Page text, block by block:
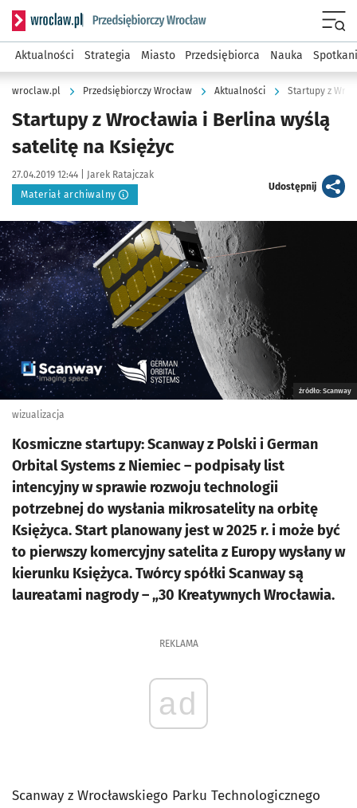
Serwis informacyjny wroclaw.pl podserwis: Strategia
Aktualności Strategia Miasto Przedsiębiorca Nauka
wroclaw.pl Przedsiębiorczy Wrocław Aktualności Startupy z
Startupy z Wrocławia i Berlina wyślą
satelitę na Księżyc
Data publikacji:
27.04.2019 12:44 | Autor:
Jarek Ratajczak
Materiał archiwalny
Udostępnijartykuł
Kliknij, aby powiększyć
źródło: Scanway
wizualizacja
Kosmiczne startupy: Scanway z Polski i German
Orbital Systems z Niemiec – podpisały list
intencyjny w sprawie rozwoju technologii
potrzebnej do wysłania mikrosatelity na orbitę
Księżyca. Start planowany jest w 2025 r. i może być
to pierwszy komercyjny satelita z Europy wysłany w
kierunku Księżyca. Twórcy spółki Scanway są
laureatami nagrody – „30 Kreatywnych Wrocławia.
REKLAMA
ad
Scanway z Wrocławskiego Parku Technologicznego